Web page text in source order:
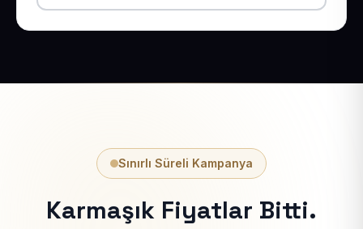
Sınırlı Süreli Kampanya
Karmaşık Fiyatlar Bitti.